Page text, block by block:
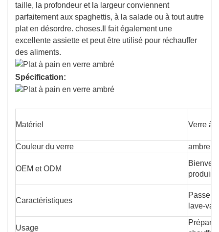
taille, la profondeur et la largeur conviennent
parfaitement aux spaghettis, à la salade ou à tout autre
plat en désordre. choses.Il fait également une
excellente assiette et peut être utilisé pour réchauffer
des aliments.
Spécification:
Matériel Verre à
Couleur du verre ambre
OEM et ODM
produire
Caractéristiques
Passe
lave-
Usage